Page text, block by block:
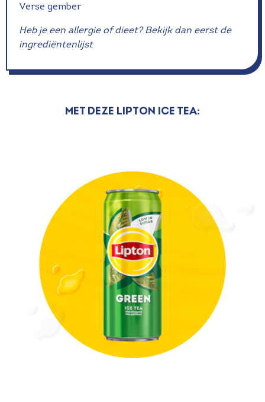
Verse gember
Heb je een allergie of dieet? Bekijk dan eerst de
ingrediëntenlijst
Met deze Lipton Ice Tea: